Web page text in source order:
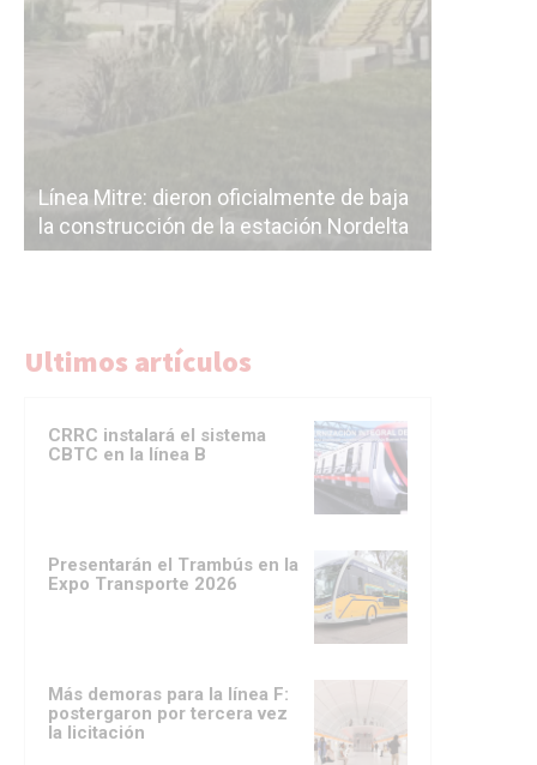
electrificación José León Suárez –
Benavídez y Victoria – El Talar
Ultimos artículos
CRRC instalará el sistema
CBTC en la línea B
Presentarán el Trambús en la
Expo Transporte 2026
Más demoras para la línea F:
postergaron por tercera vez
la licitación